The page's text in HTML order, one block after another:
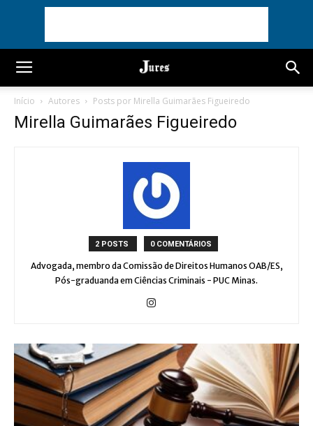
Início Autores Posts por Mirella Guimarães Figueiredo
Mirella Guimarães Figueiredo
2 POSTS 0 COMENTÁRIOS
Advogada, membro da Comissão de Direitos Humanos OAB/ES,
Pós-graduanda em Ciências Criminais - PUC Minas.